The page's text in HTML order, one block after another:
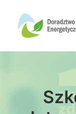
Aktualności
Wydarzenia